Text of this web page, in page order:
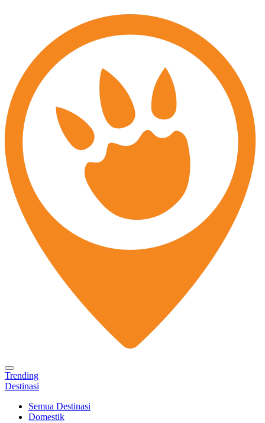
Trending
Destinasi
Semua Destinasi
Domestik